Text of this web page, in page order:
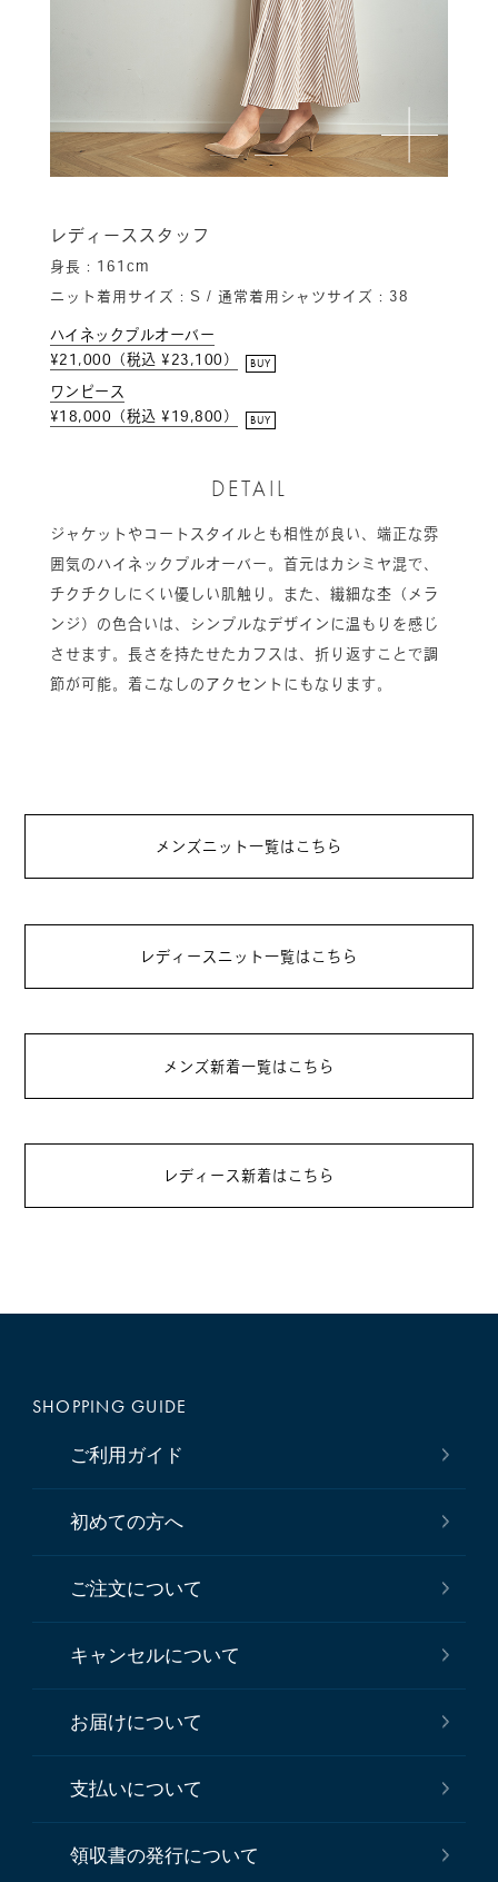
レディーススタッフ
身長：161cm
ニット着用サイズ：S / 通常着用シャツサイズ：38
ハイネックプルオーバー
¥21,000（税込 ¥23,100）
BUY
ワンピース
¥18,000（税込 ¥19,800）
BUY
DETAIL
ジャケットやコートスタイルとも相性が良い、端正な雰
囲気のハイネックプルオーバー。首元はカシミヤ混で、
チクチクしにくい優しい肌触り。また、繊細な杢（メラ
ンジ）の色合いは、シンプルなデザインに温もりを感じ
させます。長さを持たせたカフスは、折り返すことで調
節が可能。着こなしのアクセントにもなります。
メンズニット一覧はこちら
レディースニット一覧はこちら
メンズ新着一覧はこちら
レディース新着はこちら
SHOPPING GUIDE
ご利用ガイド
初めての方へ
ご注文について
キャンセルについて
お届けについて
支払いについて
領収書の発行について